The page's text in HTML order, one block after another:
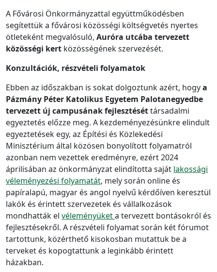
A Fővárosi Önkormányzattal együttműködésben
segítettük a fővárosi közösségi költségvetés nyertes
ötleteként megvalósuló, Auróra utcába tervezett
közösségi kert közösségének szervezését.
Konzultációk, részvételi folyamatok
Ebben az időszakban is sokat dolgoztunk azért, hogya
Pázmány Péter Katolikus Egyetem Palotanegyedbe
tervezett új campusának fejlesztéséttársadalmi
egyeztetés előzze meg. A kezdeményezésünkre elindult
egyeztetések egy, az Építési és Közlekedési
Minisztérium által közösen bonyolított folyamatról
azonban nem vezettek eredményre, ezért 2024
áprilisában az önkormányzat elindította saját lakossági
véleményezési folyamatát, mely során online és
papíralapú, magyar és angol nyelvű kérdőíven keresztül
lakók és érintett szervezetek és vállalkozások
mondhatták el véleményüketa tervezett bontásokról és
fejlesztésekről. A részvételi folyamat során két fórumot
tartottunk, közérthető kisokosban mutattuk be a
terveket és kopogtattunk a leginkább érintett
házakban.